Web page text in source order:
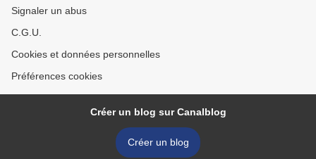
Signaler un abus
C.G.U.
Cookies et données personnelles
Préférences cookies
Créer un blog sur Canalblog
Créer un blog